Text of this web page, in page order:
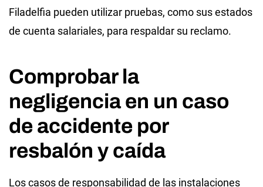
Filadelfia pueden utilizar pruebas, como sus estados
de cuenta salariales, para respaldar su reclamo.
Comprobar la
negligencia en un caso
de accidente por
resbalón y caída
Los casos de responsabilidad de las instalaciones